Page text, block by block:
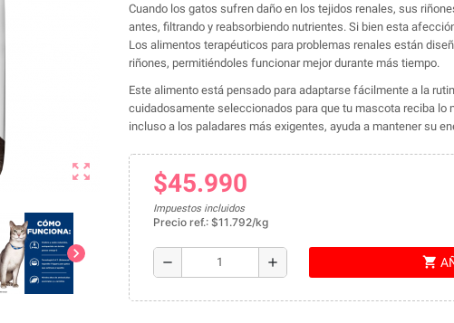
zoom_out_map
chevron_right
Cuando los gatos sufren daño en los tejidos renales, sus
antes, filtrando y reabsorbiendo nutrientes. Si bien esta
Los alimentos terapéuticos para problemas renales están
riñones, permitiéndoles funcionar mejor durante más tiempo.
Este alimento está pensado para adaptarse fácilmente a la
cuidadosamente seleccionados para que tu mascota reciba lo
incluso a los paladares más exigentes, ayuda a mantener su
$45.990
Impuestos incluidos
Precio ref.: $11.792/kg
remove add shopping_cart